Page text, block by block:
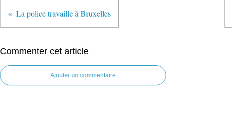
La police travaille à Bruxelles
Commenter cet article
Ajouter un commentaire